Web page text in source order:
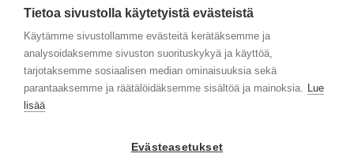
Yhteystiedot
Selaa tuotteita
Tietoa sivustolla käytetyistä evästeistä
Käytämme sivustollamme evästeitä kerätäksemme ja
analysoidaksemme sivuston suorituskykyä ja käyttöä,
tarjotaksemme sosiaalisen median ominaisuuksia sekä
parantaaksemme ja räätälöidäksemme sisältöä ja mainoksia. Lue
lisää
Evästeasetukset